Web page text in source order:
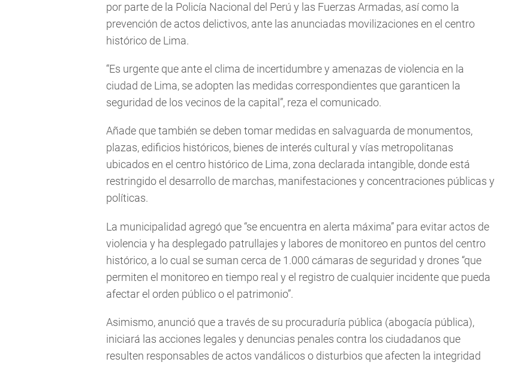
por parte de la Policía Nacional del Perú y las Fuerzas Armadas, así como la
prevención de actos delictivos, ante las anunciadas movilizaciones en el centro
histórico de Lima.
“Es urgente que ante el clima de incertidumbre y amenazas de violencia en la
ciudad de Lima, se adopten las medidas correspondientes que garanticen la
seguridad de los vecinos de la capital”, reza el comunicado.
Añade que también se deben tomar medidas en salvaguarda de monumentos,
plazas, edificios históricos, bienes de interés cultural y vías metropolitanas
ubicados en el centro histórico de Lima, zona declarada intangible, donde está
restringido el desarrollo de marchas, manifestaciones y concentraciones públicas y
políticas.
La municipalidad agregó que “se encuentra en alerta máxima” para evitar actos de
violencia y ha desplegado patrullajes y labores de monitoreo en puntos del centro
histórico, a lo cual se suman cerca de 1.000 cámaras de seguridad y drones “que
permiten el monitoreo en tiempo real y el registro de cualquier incidente que pueda
afectar el orden público o el patrimonio”.
Asimismo, anunció que a través de su procuraduría pública (abogacía pública),
iniciará las acciones legales y denuncias penales contra los ciudadanos que
resulten responsables de actos vandálicos o disturbios que afecten la integridad